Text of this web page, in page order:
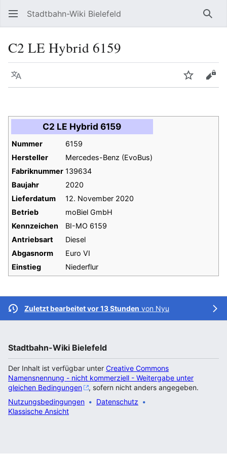
Stadtbahn-Wiki Bielefeld
C2 LE Hybrid 6159
Sprache
C2 LE Hybrid 6159
Nummer
6159
Hersteller
Mercedes-Benz (EvoBus)
Fabriknummer 139634
Baujahr
2020
Lieferdatum
12. November 2020
Betrieb
moBiel GmbH
Kennzeichen
BI-MO 6159
Antriebsart
Diesel
Abgasnorm
Euro VI
Einstieg
Niederflur
Zuletzt bearbeitet vor 13 Stunden von Nyu
Stadtbahn-Wiki Bielefeld
Der Inhalt ist verfügbar unter Creative Commons
Namensnennung - nicht kommerziell - Weitergabe unter
gleichen Bedingungen
, sofern nicht anders angegeben.
Datenschutz
Nutzungsbedingungen
Klassische Ansicht